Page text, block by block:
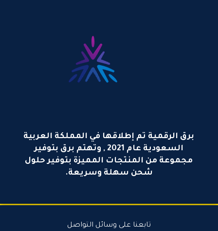
برق الرقمية تم إطلاقها في المملكة العربية
السعودية عام 2021 , وتهتم برق بتوفير
مجموعة من المنتجات المميزة بتوفير حلول
شحن سهلة وسريعة.
تابعنا على وسائل التواصل